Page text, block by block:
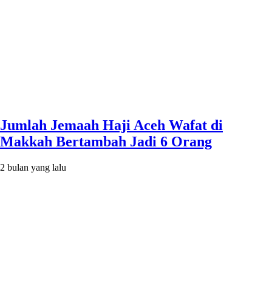
Jumlah Jemaah Haji Aceh Wafat di
Makkah Bertambah Jadi 6 Orang
2 bulan yang lalu